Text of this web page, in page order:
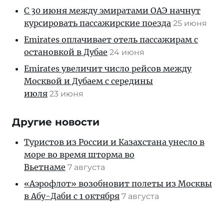
С 30 июня между эмиратами ОАЭ начнут
курсировать пассажирские поезда 25 июня
Emirates оплачивает отель пассажирам с
остановкой в Дубае 24 июня
Emirates увеличит число рейсов между
Москвой и Дубаем с середины
июля 23 июня
Другие новости
Туристов из России и Казахстана унесло в
море во время шторма во
Вьетнаме 7 августа
«Аэрофлот» возобновит полеты из Москвы
в Абу-Даби с 1 октября 7 августа